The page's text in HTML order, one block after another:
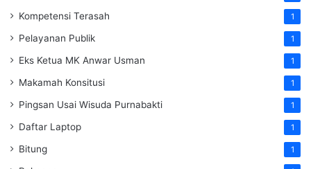
Kompetensi Terasah 1
Pelayanan Publik 1
Eks Ketua MK Anwar Usman 1
Makamah Konsitusi 1
Pingsan Usai Wisuda Purnabakti 1
Daftar Laptop 1
Bitung 1